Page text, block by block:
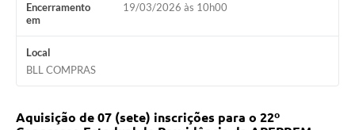
Encerramento
em
19/03/2026 às 10h00
Local
BLL COMPRAS
Aquisição de 07 (sete) inscrições para o 22º